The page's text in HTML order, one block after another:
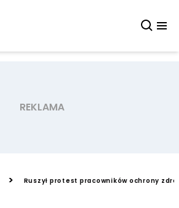
> Ruszył protest pracowników ochrony